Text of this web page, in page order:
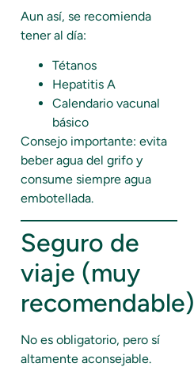
Aun así, se recomienda
tener al día:
Tétanos
Hepatitis A
Calendario vacunal
básico
Consejo importante: evita
beber agua del grifo y
consume siempre agua
embotellada.
Seguro de
viaje (muy
recomendable)
No es obligatorio, pero sí
altamente aconsejable.